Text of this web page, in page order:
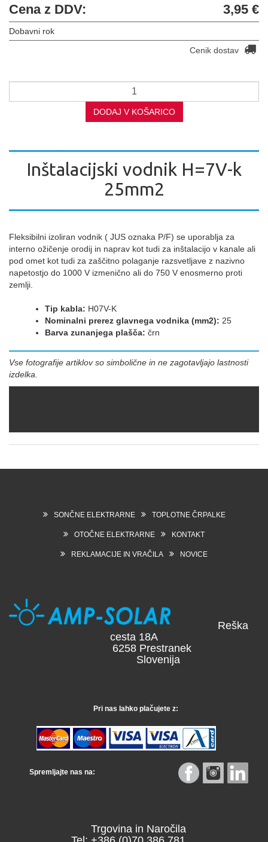
Cena z DDV: 3,95 €
Dobavni rok
Cenik dostav
DODAJ V KOŠARICO
Inštalacijski vodnik H=7V-k
25mm2
Fleksibilni izoliran vodnik ( JUS oznaka P/F) se uporablja za
interno ožičenje orodij in naprav kot tudi za inštalacijo v kanale ali
pod omet kot tudi za zaščitno polaganje razsvetljave z nazivno
napetostjo do 1000 V izmenično ali do 750 V enosmerno proti
zemlji.
Tip kabla: H07V-K
Nominalni prerez glavnega vodnika (mm2): 25
Barva zunanjega plašča: črn
Vse fotografije artiklov so simbolične in ne zagotavljajo lastnosti
izdelka.
SONČNE ELEKTRARNE TOPLOTNE ČRPALKE
OTOČNE ELEKTRARNE KONTAKT
REKLAMACIJE IN VRAČILA NOVICE
Reška
cesta 18A
6258 Prestranek
Slovenija
Pri nas lahko plačujete z:
Spremljajte nas na:
Trgovina in Naročila